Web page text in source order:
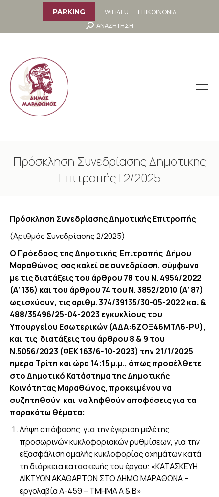
PARKING WiFi4EU
ΕΠΙΚΟΙΝΩΝΙΑ
Search:
ΑΝΑΖΗΤΗΣΗ
Πρόσκληση Συνεδρίασης Δημοτικής
Επιτροπής | 2/2025
Πρόσκληση Συνεδρίασης Δημοτικής Επιτροπής
(Αριθμός Συνεδρίασης 2/2025)
Ο Πρόεδρος της Δημοτικής Επιτροπής Δήμου
Μαραθώνος σας καλεί σε συνεδρίαση, σύμφωνα
με τις διατάξεις του άρθρου 78 του Ν. 4954/2022
(Α’ 136) και του άρθρου 74 του Ν. 3852/2010 (Α’ 87)
ως ισχύουν, τις αριθμ. 374/39135/30-05-2022 και &
488/35496/25-04-2023 εγκυκλίους του
Υπουργείου Εσωτερικών (ΑΔΑ:6ΖΟΞ46ΜΤΛ6-ΡΨ),
και τις διατάξεις του άρθρου 8 & 9 του
Ν.5056/2023 (ΦΕΚ 163/6-10-2023) την 21/1/2025
ημέρα Τρίτη και ώρα 14:15 μ.μ., όπως προσέλθετε
στο Δημοτικό Κατάστημα της Δημοτικής
Κοινότητας Μαραθώνος, προκειμένου να
συζητηθούν και να ληφθούν αποφάσεις για τα
παρακάτω θέματα:
Λήψη απόφασης για την έγκριση μελέτης
προσωρινών κυκλοφοριακών ρυθμίσεων, για την
εξασφάλιση ομαλής κυκλοφορίας οχημάτων κατά
τη διάρκεια κατασκευής του έργου: «ΚΑΤΑΣΚΕΥΗ
ΔΙΚΤΥΩΝ ΑΚΑΘΑΡΤΩΝ ΣΤΟ ΔΗΜΟ ΜΑΡΑΘΩΝΑ –
εργολαβία Α-459 – ΤΜΗΜΑ Α & Β»